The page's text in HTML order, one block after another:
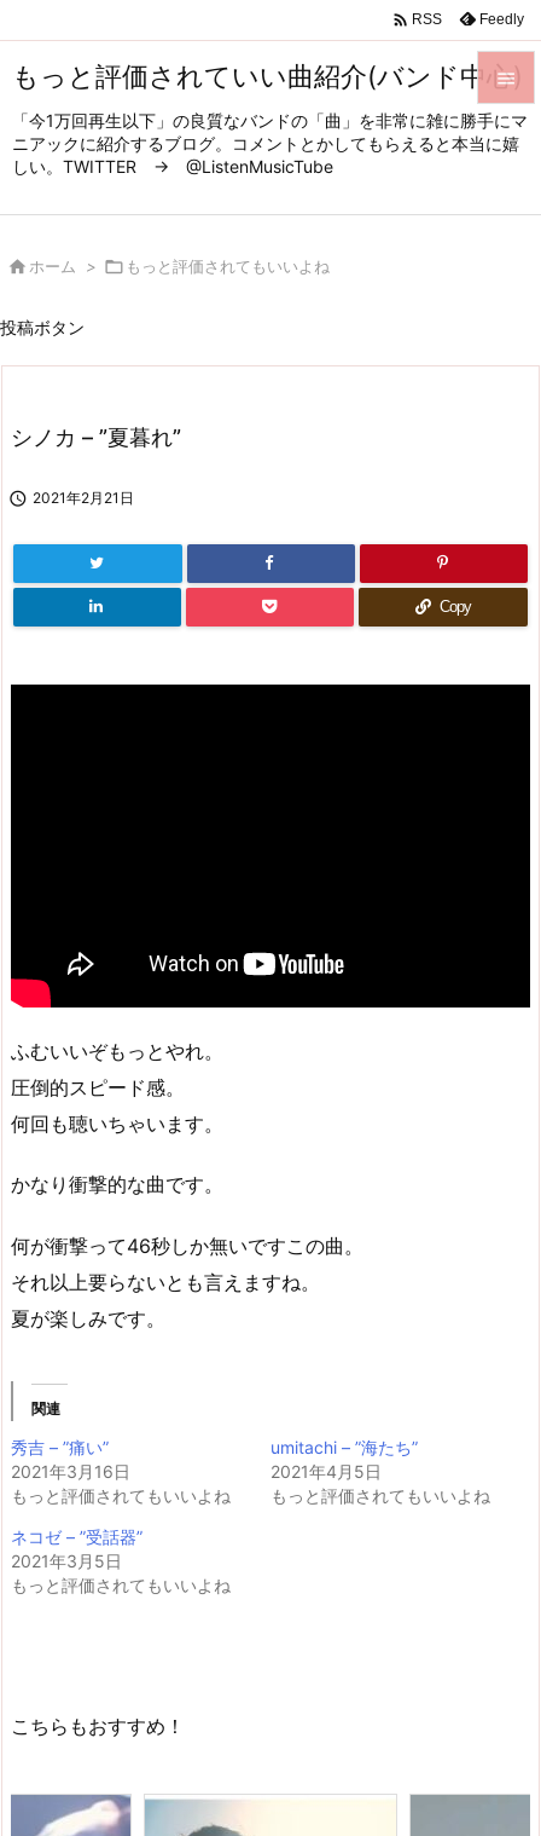
もっと評価されていい曲紹介(バンド中心)
「今1万回再生以下」の良質なバンドの「曲」を非常に雑に勝手にマ
ニアックに紹介するブログ。コメントとかしてもらえると本当に嬉
しい。TWITTER → @ListenMusicTube


メニュ
サイド
 RSS Feedly
 ホーム >  もっと評価されてもいいよね
投稿ボタン
シノカ – ”夏暮れ”
 2021年2月21日
Copy
ふむいいぞもっとやれ。
圧倒的スピード感。
何回も聴いちゃいます。
かなり衝撃的な曲です。
何が衝撃って46秒しか無いですこの曲。
それ以上要らないとも言えますね。
夏が楽しみです。
関連
秀吉 – ”痛い”
2021年3月16日
もっと評価されてもいいよね
umitachi – ”海たち”
2021年4月5日
もっと評価されてもいいよね
ネコゼ – ”受話器”
2021年3月5日
もっと評価されてもいいよね
こちらもおすすめ！